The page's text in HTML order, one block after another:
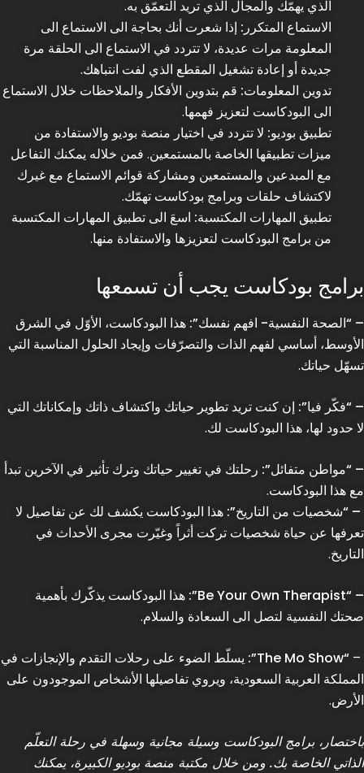
الذي يهمّك والمجال الذي تريد التعمّق به.
الاستماع المتكرر: إذا شعرت أنك بحاجة الى الاستماع الى
المعلومة مرات عديدة، لا تتردد في الاستماع الى الحلقة مرة
جديدة أو إعادة تشغيل المقطع الذي لفت انتباهك.
تدوين المعلومات: قم بتدوين الأفكار والملاحظات خلال الاستماع
الى البودكاست لتعزيز فهمها.
تطبيق بوديو: لا تتردد في اختيار منصة بوديو والاستفادة من
ميزات تطبيقها الخاصة بالمستمعين. فمن خلاله يمكنك التفاعل
مع المبدعين والمستمعين ومشاركة قوائم الاستماع مع غيرك
لاكتشاف حلقات وبرامج بودكاست تهمّك.
تطبيق المهارات المكتسبة: اسعَ الى تطبيق المهارات المكتسبة
من برامج البودكاست لتعزيزها والاستفادة منها.
برامج بودكاست يجب أن تسمعها
– “الصحة النفسية- افهم نفسك”: هذا البودكاست، الأوّل في الشرق
الأوسط، أساسي لفهم الذات والتصرّفات وإيجاد الحلول المناسبة التي
تسهّل حياتك.
– “فكّر فيا”: إن كنت تريد تطوير حياتك واكتشاف ذاتك وإمكاناتك التي
لا حدود لها، هذا البودكاست لك.
– “مواطن متفائل”: رحلتك في تغيير حياتك وترك تأثير في الآخرين تبدأ
مع هذا البودكاست.
– “شخصيات من التاريخ”: هذا البودكاست يكشف لك عن تفاصيل لا
تعرفها عن حياة شخصيات تركت أثراً وغيّرت مجرى الأحداث في
التاريخ.
–
“
Be Your Own Therapist”
: هذا البودكاست يذكّرك بأهمية
صحتك النفسية لتصل الى السعادة والسلام.
–
“
The Mo Show”
: يسلّط الضوء على رحلات التقدم والإنجازات في
المملكة العربية السعودية، ويروي تفاصيلها الأشخاص الموجودون على
الأرض.
باختصار، برامج البودكاست وسيلة مجانية وسهلة في رحلة التعلّم
الذاتي الخاصة بك. ومن خلال مكتبة منصة بوديو الكبيرة، يمكنك